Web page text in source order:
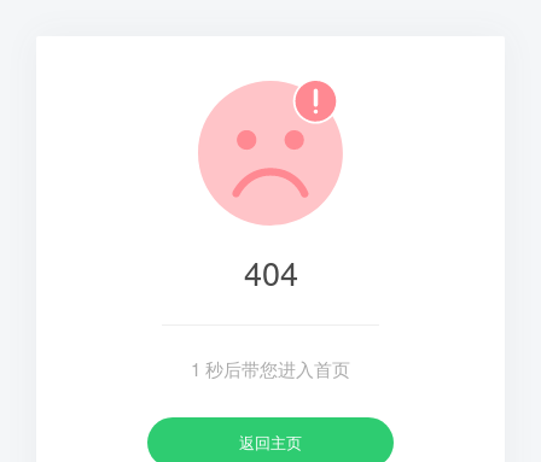
404
1 秒后带您进入首页
返回主页